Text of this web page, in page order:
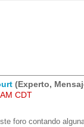
(Experto,
CDT
foro contando